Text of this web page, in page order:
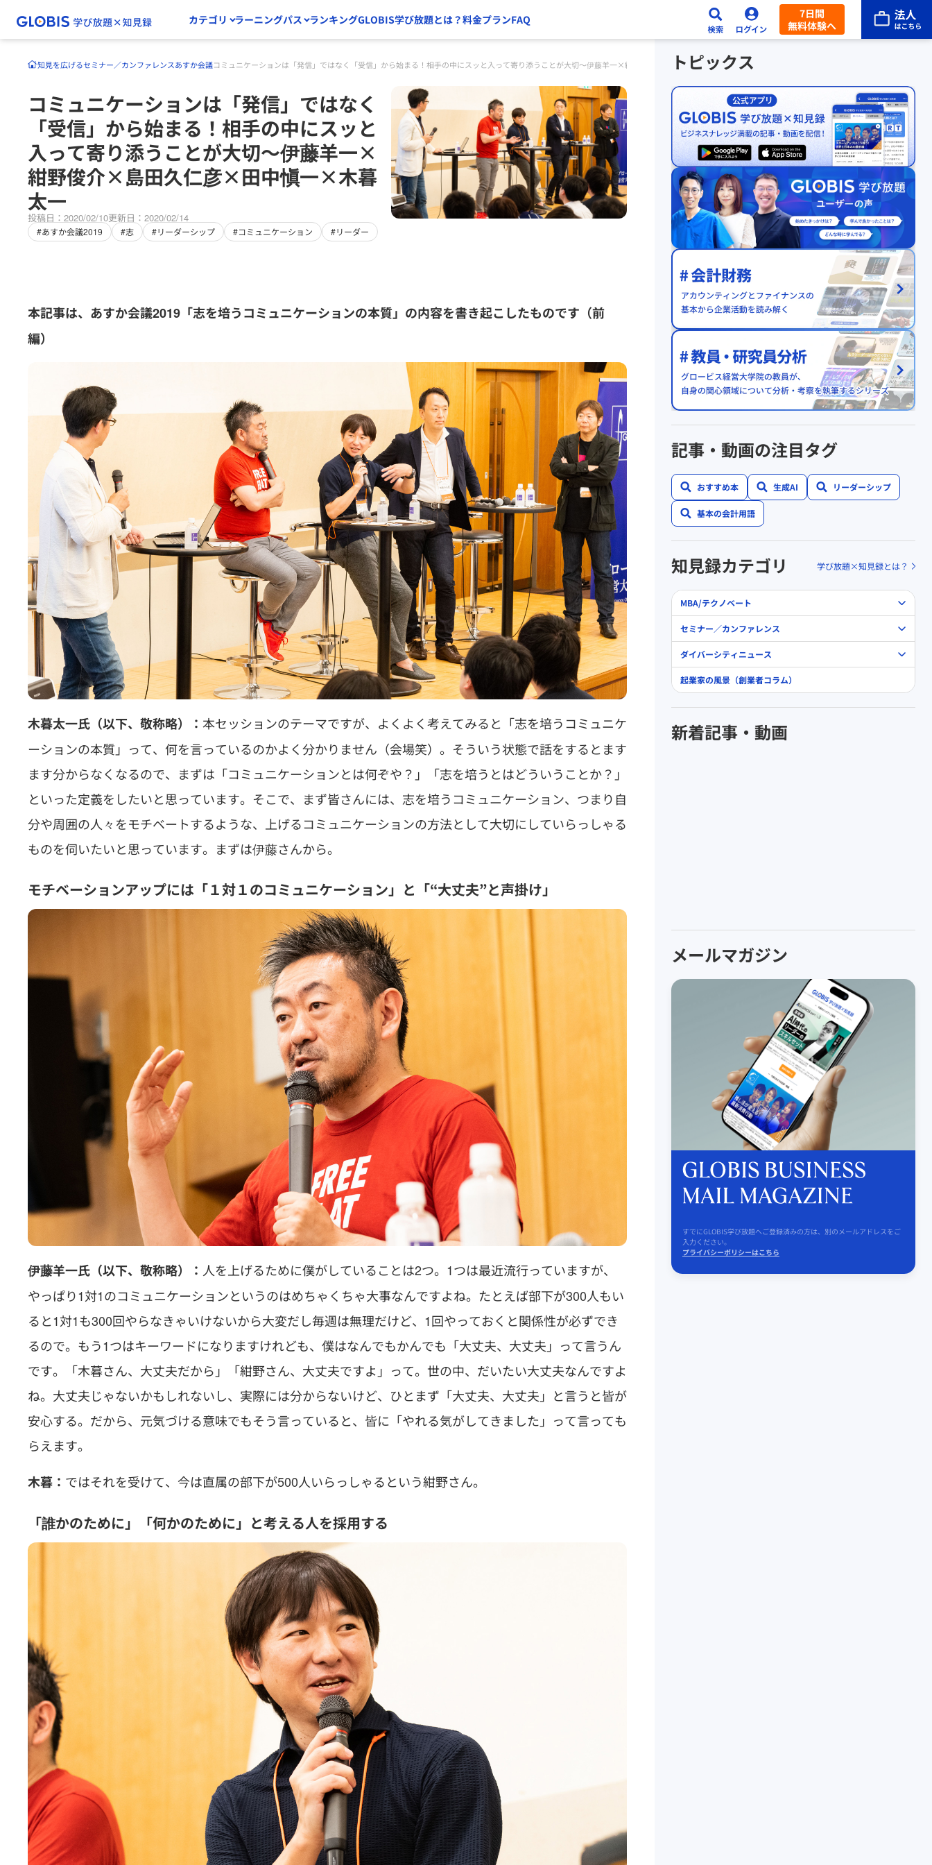
カテゴリ ラーニングパス ランキングGLOBIS学び放題とは？料金プランFAQ
7日間
無料体験へ
知見を広げるセミナー／カンファレンスあすか会議コミュニケーションは「発信」ではなく「受信」から始まる！相手の中にスッと入って寄り添うことが大切〜伊藤羊一×紺野俊介×島田久仁彦×田中愼一×木暮太一
コミュニケーションは「発信」ではなく
「受信」から始まる！相手の中にスッと
入って寄り添うことが大切〜伊藤羊一×
紺野俊介×島田久仁彦×田中愼一×木暮
太一
投稿日：2020/02/10更新日：2020/02/14
#あすか会議2019 #志 #リーダーシップ #コミュニケーション #リーダー
本記事は、あすか会議2019「志を培うコミュニケーションの本質」の内容を書き起こしたものです（前
編）
木暮太一氏（以下、敬称略）： 本セッションのテーマですが、よくよく考えてみると「志を培うコミュニケ
ーションの本質」って、何を言っているのかよく分かりません（会場笑）。そういう状態で話をするとます
ます分からなくなるので、まずは「コミュニケーションとは何ぞや？」「志を培うとはどういうことか？」
といった定義をしたいと思っています。そこで、まず皆さんには、志を培うコミュニケーション、つまり自
分や周囲の人々をモチベートするような、上げるコミュニケーションの方法として大切にしていらっしゃる
ものを伺いたいと思っています。まずは伊藤さんから。
モチベーションアップには「１対１のコミュニケーション」と「“大丈夫”と声掛け」
伊藤羊一氏（以下、敬称略）： 人を上げるために僕がしていることは2つ。1つは最近流行っていますが、
やっぱり1対1のコミュニケーションというのはめちゃくちゃ大事なんですよね。たとえば部下が300人もい
ると1対1も300回やらなきゃいけないから大変だし毎週は無理だけど、1回やっておくと関係性が必ずでき
るので。もう1つはキーワードになりますけれども、僕はなんでもかんでも「大丈夫、大丈夫」って言うん
です。「木暮さん、大丈夫だから」「紺野さん、大丈夫ですよ」って。世の中、だいたい大丈夫なんですよ
ね。大丈夫じゃないかもしれないし、実際には分からないけど、ひとまず「大丈夫、大丈夫」と言うと皆が
安心する。だから、元気づける意味でもそう言っていると、皆に「やれる気がしてきました」って言っても
らえます。
木暮： ではそれを受けて、今は直属の部下が500人いらっしゃるという紺野さん。
「誰かのために」「何かのために」と考える人を採用する
トピックス
記事・動画の注目タグ
おすすめ本 生成AI リーダーシップ
基本の会計用語
知見録カテゴリ 学び放題×知見録とは？
MBA/テクノベート
セミナー／カンファレンス
ダイバーシティニュース
起業家の風景（創業者コラム）
新着記事・動画
メールマガジン
すでにGLOBIS学び放題へご登録済みの方は、別のメールアドレスをご
入力ください。
プライバシーポリシーはこちら